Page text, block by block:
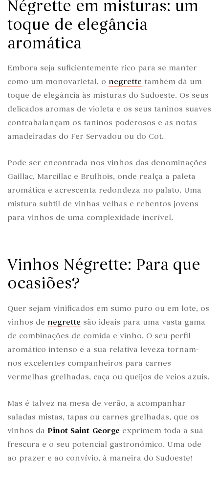
Négrette em misturas: um
toque de elegância
aromática
Embora seja suficientemente rico para se manter
como um monovarietal, o negrette também dá um
toque de elegância às misturas do Sudoeste. Os seus
delicados aromas de violeta e os seus taninos suaves
contrabalançam os taninos poderosos e as notas
amadeiradas do Fer Servadou ou do Cot.
Pode ser encontrada nos vinhos das denominações
Gaillac, Marcillac e Brulhois, onde realça a paleta
aromática e acrescenta redondeza no palato. Uma
mistura subtil de vinhas velhas e rebentos jovens
para vinhos de uma complexidade incrível.
Vinhos Négrette: Para que
ocasiões?
Quer sejam vinificados em sumo puro ou em lote, os
vinhos de negrette são ideais para uma vasta gama
de combinações de comida e vinho. O seu perfil
aromático intenso e a sua relativa leveza tornam-
nos excelentes companheiros para carnes
vermelhas grelhadas, caça ou queijos de veios azuis.
Mas é talvez na mesa de verão, a acompanhar
saladas mistas, tapas ou carnes grelhadas, que os
vinhos da Pinot Saint-George exprimem toda a sua
frescura e o seu potencial gastronómico. Uma ode
ao prazer e ao convívio, à maneira do Sudoeste!